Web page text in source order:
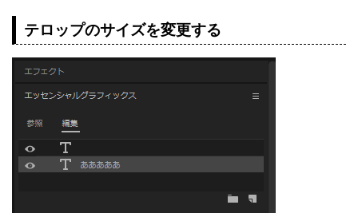
テロップのサイズを変更する